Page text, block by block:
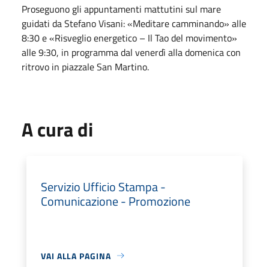
Proseguono gli appuntamenti mattutini sul mare
guidati da Stefano Visani: «Meditare camminando» alle
8:30e «Risveglio energetico – Il Tao del movimento»
alle9:30, in programma dal venerdì alla domenica con
ritrovo in piazzale San Martino.
A cura di
Servizio Ufficio Stampa -
Comunicazione - Promozione
VAI ALLA PAGINA